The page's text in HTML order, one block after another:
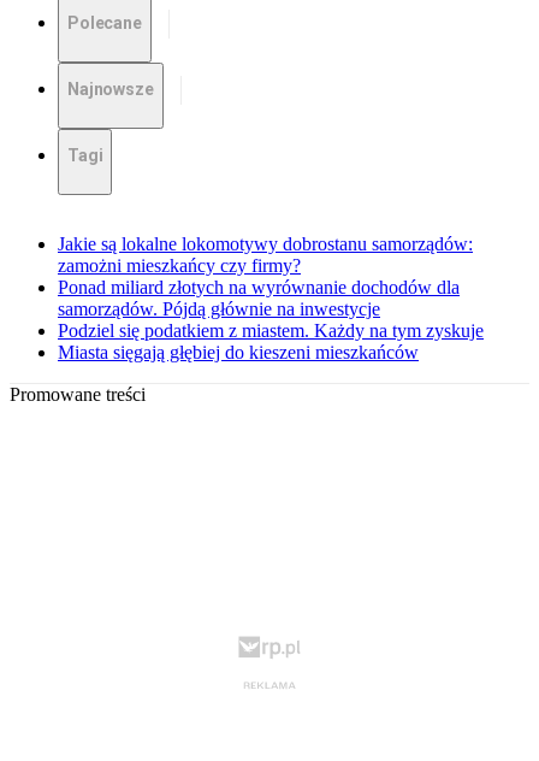
Polecane
Najnowsze
Tagi
Jakie są lokalne lokomotywy dobrostanu samorządów:
zamożni mieszkańcy czy firmy?
Ponad miliard złotych na wyrównanie dochodów dla
samorządów. Pójdą głównie na inwestycje
Podziel się podatkiem z miastem. Każdy na tym zyskuje
Miasta sięgają głębiej do kieszeni mieszkańców
Promowane treści